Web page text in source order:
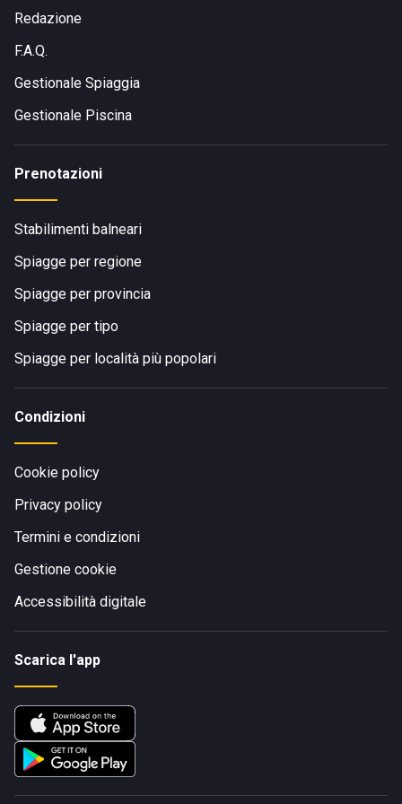
Sabbiadoro con i collegamenti disponibili e proseguire poi
ti trovi già nella zona centrale di Lignano Sabbiadoro, la
struttura è raggiungibile seguendo Lungomare Trieste fino
Redazione
F.A.Q.
Gestionale Spiaggia
Gestionale Piscina
Prenotazioni
Stabilimenti balneari
Spiagge per regione
Spiagge per provincia
Spiagge per tipo
Spiagge per località più popolari
Condizioni
Cookie policy
Privacy policy
Termini e condizioni
Gestione cookie
Accessibilità digitale
Scarica l'app